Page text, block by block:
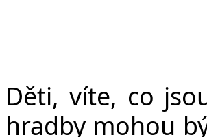
Děti, víte, co
hradby mohou